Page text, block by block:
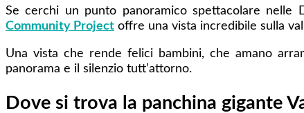
Se cerchi un punto panoramico spettacolare nelle
Community Project offre una vista incredibile sulla
Una vista che rende felici bambini, che amano
panorama e il silenzio tutt’attorno.
Dove si trova la panchina gigante